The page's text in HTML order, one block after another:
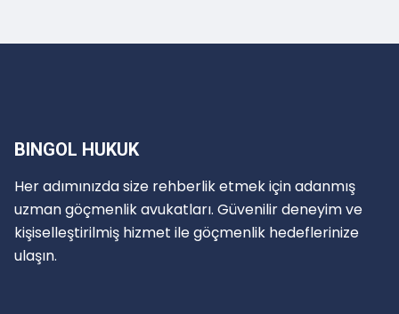
BINGOL HUKUK
Her adımınızda size rehberlik etmek için adanmış
uzman göçmenlik avukatları. Güvenilir deneyim ve
kişiselleştirilmiş hizmet ile göçmenlik hedeflerinize
ulaşın.